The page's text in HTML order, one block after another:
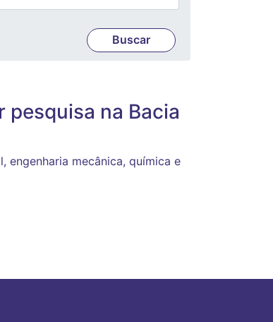
pesquisa na Bacia
engenharia mecânica, química e